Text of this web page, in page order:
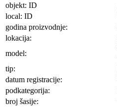
objekt: ID
local: ID
godina proizvodnje:
lokacija:
model:
tip:
datum registracije:
podkategorija:
broj šasije: